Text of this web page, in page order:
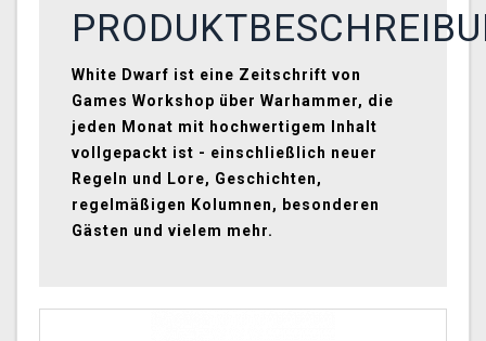
White Dwarf ist eine Zeitschrift von
Games Workshop über Warhammer, die
jeden Monat mit hochwertigem Inhalt
vollgepackt ist - einschließlich neuer
Regeln und Lore, Geschichten,
regelmäßigen Kolumnen, besonderen
Gästen und vielem mehr.